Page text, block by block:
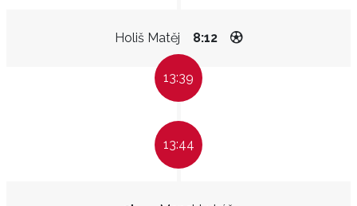
Holiš Matěj 8:12
13:39
13:44